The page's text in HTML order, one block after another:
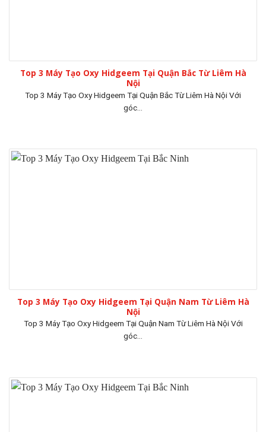
Top 3 Máy Tạo Oxy Hidgeem Tại Quận Bắc Từ Liêm Hà
Nội
Top 3 Máy Tạo Oxy Hidgeem Tại Quận Bắc Từ Liêm Hà Nội Với
góc...
Top 3 Máy Tạo Oxy Hidgeem Tại Quận Nam Từ Liêm Hà
Nội
Top 3 Máy Tạo Oxy Hidgeem Tại Quận Nam Từ Liêm Hà Nội Với
góc...